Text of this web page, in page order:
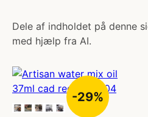
Dele af indholdet på denne
med hjælp fra AI.
-29%